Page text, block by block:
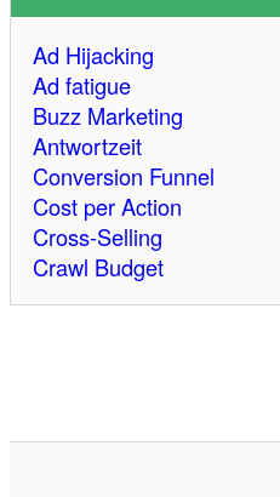
Ad Hijacking
Ad fatigue
Buzz Marketing
Antwortzeit
Conversion Funnel
Cost per Action
Cross-Selling
Crawl Budget